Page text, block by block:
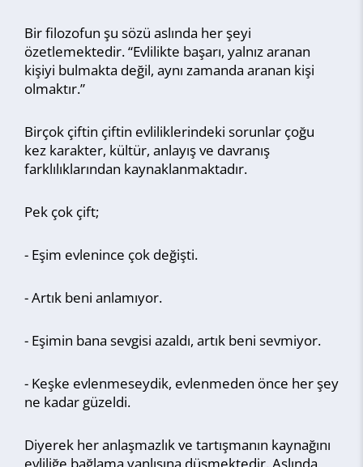
Bir filozofun şu sözü aslında her şeyi
özetlemektedir. “Evlilikte başarı, yalnız aranan
kişiyi bulmakta değil, aynı zamanda aranan kişi
olmaktır.”
Birçok çiftin çiftin evliliklerindeki sorunlar çoğu
kez karakter, kültür, anlayış ve davranış
farklılıklarından kaynaklanmaktadır.
Pek çok çift;
- Eşim evlenince çok değişti.
- Artık beni anlamıyor.
- Eşimin bana sevgisi azaldı, artık beni sevmiyor.
- Keşke evlenmeseydik, evlenmeden önce her şey
ne kadar güzeldi.
Diyerek her anlaşmazlık ve tartışmanın kaynağını